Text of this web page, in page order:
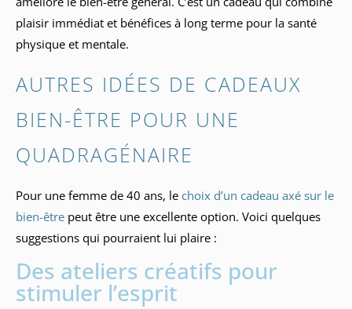
plaisir immédiat et bénéfices à long terme pour la santé
physique et mentale.
AUTRES IDÉES DE CADEAUX
BIEN-ÊTRE POUR UNE
QUADRAGÉNAIRE
Pour une femme de 40 ans, le choix d’un cadeau axé sur le
bien-être peut être une excellente option. Voici quelques
suggestions qui pourraient lui plaire :
Des ateliers créatifs pour
stimuler l’esprit